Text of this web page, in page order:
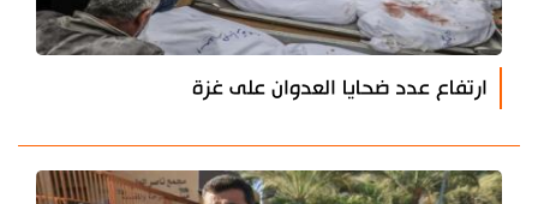
ارتفاع عدد ضحايا العدوان على غزة